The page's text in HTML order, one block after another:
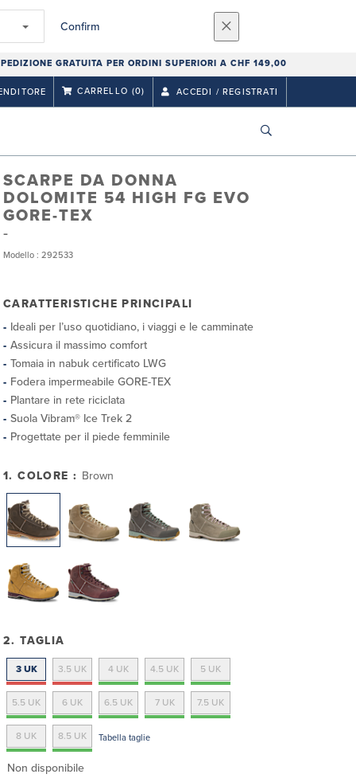
Confirm
GRATUITA PER ORDINI SUPERIORI A CHF 149,00
CARRELLO (0) ACCEDI / REGISTRATI
SCARPE DA DONNA
DOLOMITE 54 HIGH FG EVO
GORE-TEX
Modello : 292533
CARATTERISTICHE PRINCIPALI
Ideali per l’uso quotidiano, i viaggi e le camminate
Assicura il massimo comfort
Tomaia in nabuk certificato LWG
Fodera impermeabile GORE-TEX
Plantare in rete riciclata
Suola Vibram® Ice Trek 2
Progettate per il piede femminile
1. COLORE : Brown
2. TAGLIA
3 UK 3.5 UK 4 UK 4.5 UK 5 UK
5.5 UK 6 UK 6.5 UK 7 UK 7.5 UK
8 UK 8.5 UK Tabella taglie
Non disponibile